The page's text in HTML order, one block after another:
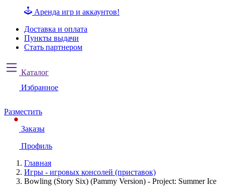
Аренда игр и аккаунтов!
Доставка и оплата
Пункты выдачи
Стать партнером
Каталог
Избранное
Разместить
Заказы
Профиль
Главная
Игры - игровых консолей (приставок)
Bowling (Story Six) (Pammy Version) - Project: Summer Ice